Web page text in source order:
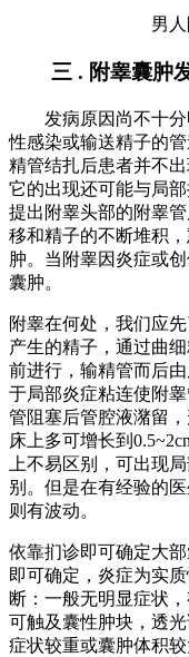
男
三 . 附睾囊肿发
发病原因尚不十分
性感染或输送精子的
精管结扎后患者并不
它的出现还可能与局
提出附睾头部的附睾
移和精子的不断堆积
肿。当附睾因炎症或
囊肿。
附睾在何处，我们应
产生的精子，通过曲
前进行，输精管而后
于局部炎症粘连使附
管阻塞后管腔液潴留
床上多可增长到
上不易区别，可出现
别。但是在有经验的
则有波动。
依靠扪诊即可确定大
即可确定，炎症为实
断：一般无明显症状
可触及囊性肿块，透
症状较重或囊肿体积